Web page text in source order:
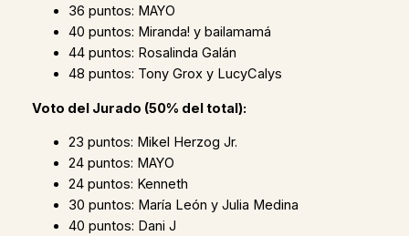
36 puntos: MAYO
40 puntos: Miranda! y bailamamá
44 puntos: Rosalinda Galán
48 puntos: Tony Grox y LucyCalys
Voto del Jurado (50% del total):
23 puntos: Mikel Herzog Jr.
24 puntos: MAYO
24 puntos: Kenneth
30 puntos: María León y Julia Medina
40 puntos: Dani J